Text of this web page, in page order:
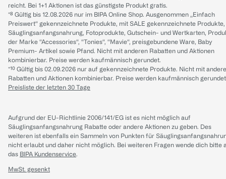
reicht. Bei 1+1 Aktionen ist das günstigste Produkt gratis.
*⁸ Gültig bis 12.08.2026 nur im BIPA Online Shop. Ausgenommen „Einfach
Preiswert“ gekennzeichnete Produkte, mit SALE gekennzeichnete Produkte,
Säuglingsanfangsnahrung, Fotoprodukte, Gutschein- und Wertkarten,
der Marke “Accessories“, “Tonies“, “Mavie“, preisgebundene Ware, Baby
Premium- Artikel sowie Pfand. Nicht mit anderen Rabatten und Aktionen
kombinierbar. Preise werden kaufmännisch gerundet.
*¹⁰ Gültig bis 02.09.2026 nur auf gekennzeichnete Produkte. Nicht mit
Rabatten und Aktionen kombinierbar. Preise werden kaufmännisch
Preisliste der letzten 30 Tage
Aufgrund der EU-Richtlinie 2006/141/EG ist es nicht möglich auf
Säuglingsanfangsnahrung Rabatte oder andere Aktionen zu geben. Des
weiteren ist ebenfalls ein Sammeln von Punkten für
nicht erlaubt und daher nicht möglich. Bei weiteren Fragen wende dich bitte
das BIPA Kundenservice.
MwSt. gesenkt